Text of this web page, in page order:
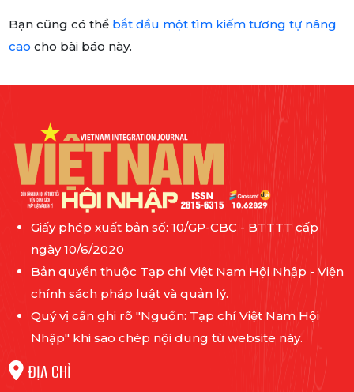
Bạn cũng có thể bắt đầu một tìm kiếm tương tự nâng
cao cho bài báo này.
Giấy phép xuất bản số: 10/GP-CBC - BTTTT cấp
ngày 10/6/2020
Bản quyền thuộc Tạp chí Việt Nam Hội Nhập - Viện
chính sách pháp luật và quản lý.
Quý vị cần ghi rõ "Nguồn: Tạp chí Việt Nam Hội
Nhập" khi sao chép nội dung từ website này.
ĐỊA CHỈ